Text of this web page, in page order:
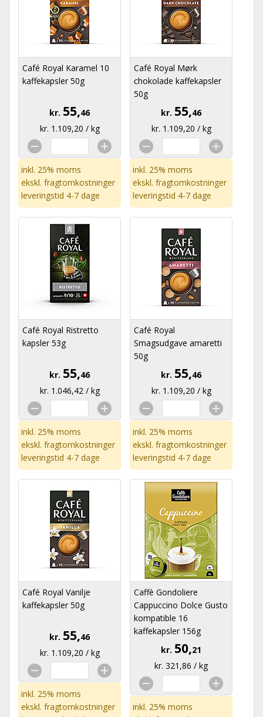
Café Royal Karamel 10
kaffekapsler 50g
kr. 55,46
kr. 1.109,20 / kg
inkl. 25% moms
ekskl. fragtomkostninger
leveringstid 4-7 dage
Café Royal Mørk
chokolade kaffekapsler
50g
kr. 55,46
kr. 1.109,20 / kg
inkl. 25% moms
ekskl. fragtomkostninger
leveringstid 4-7 dage
Café Royal Ristretto
kapsler 53g
kr. 55,46
kr. 1.046,42 / kg
inkl. 25% moms
ekskl. fragtomkostninger
leveringstid 4-7 dage
Café Royal
Smagsudgave amaretti
50g
kr. 55,46
kr. 1.109,20 / kg
inkl. 25% moms
ekskl. fragtomkostninger
leveringstid 4-7 dage
Café Royal Vanilje
kaffekapsler 50g
kr. 55,46
kr. 1.109,20 / kg
inkl. 25% moms
ekskl. fragtomkostninger
Caffè Gondoliere
Cappuccino Dolce Gusto
kompatible 16
kaffekapsler 156g
kr. 50,21
kr. 321,86 / kg
inkl. 25% moms